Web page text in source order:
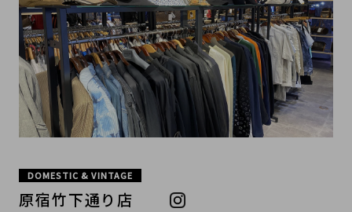
DOMESTIC & VINTAGE
原宿竹下通り店